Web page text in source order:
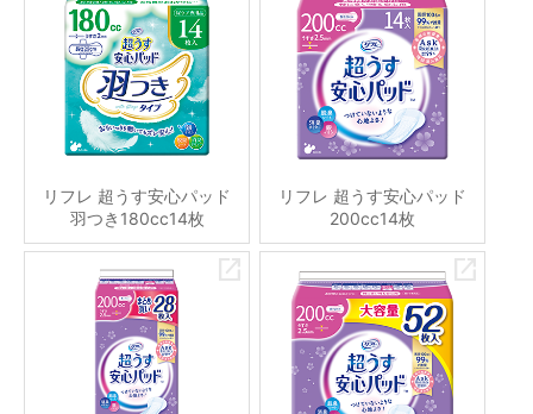
リフレ 超うす安心パッド
羽つき180cc14枚
リフレ 超うす安心パッド
200cc14枚